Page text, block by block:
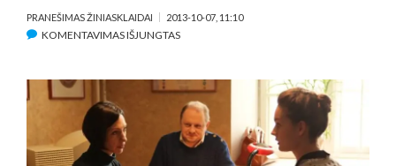
PRANEŠIMAS ŽINIASKLAIDAI 2013-10-07, 11:10
KOMENTAVIMAS IŠJUNGTASĮRAŠE
„VARDAS
TAMSOJE“
PREMJERĄ
SPECIALIAI